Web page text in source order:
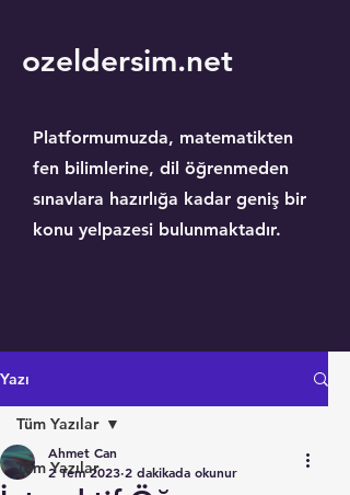
ozeldersim.net
Platformumuzda, matematikten
fen bilimlerine, dil öğrenmeden
sınavlara hazırlığa kadar geniş bir
konu yelpazesi bulunmaktadır.
Yazı
Tüm Yazılar
Tüm Yazılar
Ahmet Can
2 Tem 2023 2 dakikada okunur